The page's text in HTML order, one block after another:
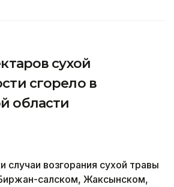
сухой
сгорело в
области
случаи возгорания сухой травы
салском, Жаксынском,